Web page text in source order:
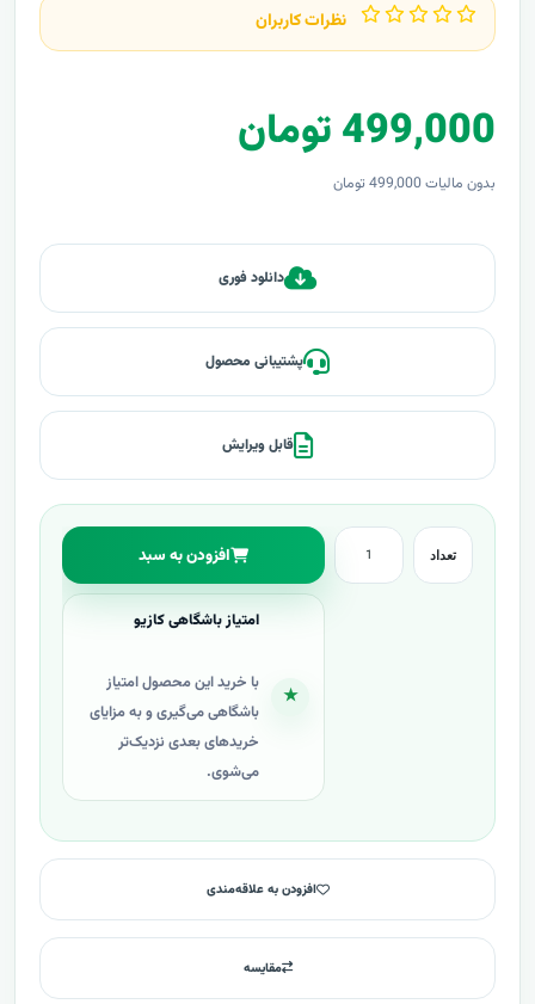
نظرات کاربران
499,000 تومان
بدون مالیات 499,000 تومان
دانلود فوری
پشتیبانی محصول
قابل ویرایش
تعداد افزودن به سبد
★
امتیاز باشگاهی کازیو
با خرید این محصول امتیاز
باشگاهی می‌گیری و به مزایای
خریدهای بعدی نزدیک‌تر
می‌شوی.
افزودن به علاقه‌مندی
مقایسه